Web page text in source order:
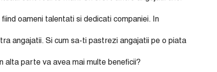
oameni talentati si dedicati companiei. In
angajatii. Si cum sa-ti pastrezi angajatii pe o piata
alta parte va avea mai multe beneficii?